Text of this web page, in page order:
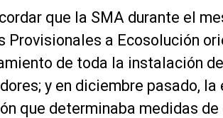
que la SMA durante el
Provisionales a Ecosolución
de toda la instalación
y en diciembre pasado,
que determinaba medidas